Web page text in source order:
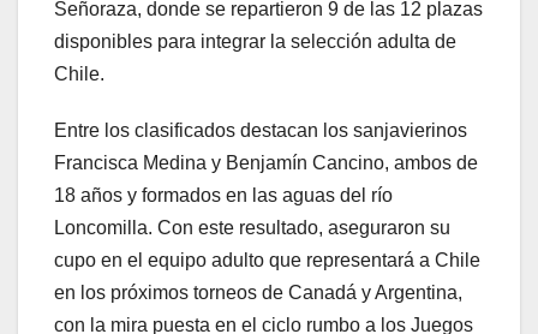
Señoraza, donde se repartieron 9 de las 12 plazas
disponibles para integrar la selección adulta de
Chile.
Entre los clasificados destacan los sanjavierinos
Francisca Medina y Benjamín Cancino, ambos de
18 años y formados en las aguas del río
Loncomilla. Con este resultado, aseguraron su
cupo en el equipo adulto que representará a Chile
en los próximos torneos de Canadá y Argentina,
con la mira puesta en el ciclo rumbo a los Juegos